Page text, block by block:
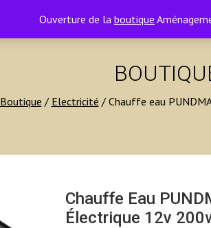
Ouverture de la boutique
Boutique / Electricité / Chauffe eau
Chauffe Eau
Électrique 12v